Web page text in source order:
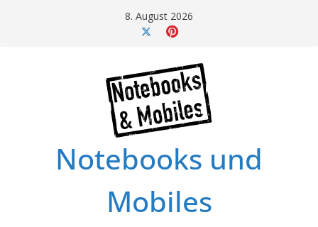
8. August 2026
Notebooks und
Mobiles